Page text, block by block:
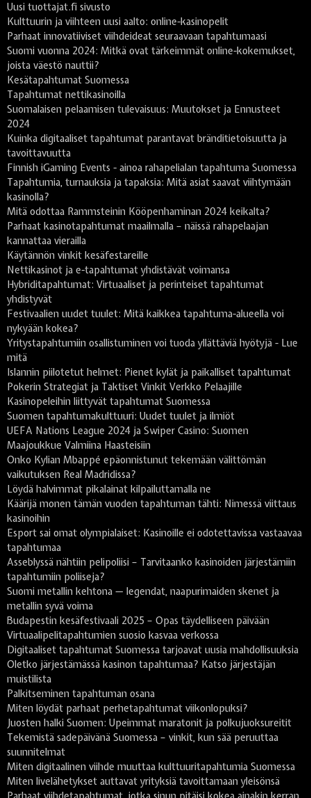
Uusi tuottajat.fi sivusto
Kulttuurin ja viihteen uusi aalto: online-kasinopelit
Parhaat innovatiiviset viihdeideat seuraavaan tapahtumaasi
Suomi vuonna 2024: Mitkä ovat tärkeimmät online-kokemukset,
joista väestö nauttii?
Kesätapahtumat Suomessa
Tapahtumat nettikasinoilla
Suomalaisen pelaamisen tulevaisuus: Muutokset ja Ennusteet
2024
Kuinka digitaaliset tapahtumat parantavat bränditietoisuutta ja
tavoittavuutta
Finnish iGaming Events - ainoa rahapelialan tapahtuma Suomessa
Tapahtumia, turnauksia ja tapaksia: Mitä asiat saavat viihtymään
kasinolla?
Mitä odottaa Rammsteinin Kööpenhaminan 2024 keikalta?
Parhaat kasinotapahtumat maailmalla – näissä rahapelaajan
kannattaa vierailla
Käytännön vinkit kesäfestareille
Nettikasinot ja e-tapahtumat yhdistävät voimansa
Hybriditapahtumat: Virtuaaliset ja perinteiset tapahtumat
yhdistyvät
Festivaalien uudet tuulet: Mitä kaikkea tapahtuma-alueella voi
nykyään kokea?
Yritystapahtumiin osallistuminen voi tuoda yllättäviä hyötyjä - Lue
mitä
Islannin piilotetut helmet: Pienet kylät ja paikalliset tapahtumat
Pokerin Strategiat ja Taktiset Vinkit Verkko Pelaajille
Kasinopeleihin liittyvät tapahtumat Suomessa
Suomen tapahtumakulttuuri: Uudet tuulet ja ilmiöt
UEFA Nations League 2024 ja Swiper Casino: Suomen
Maajoukkue Valmiina Haasteisiin
Onko Kylian Mbappé epäonnistunut tekemään välittömän
vaikutuksen Real Madridissa?
Löydä halvimmat pikalainat kilpailuttamalla ne
Käärijä monen tämän vuoden tapahtuman tähti: Nimessä viittaus
kasinoihin
Esport sai omat olympialaiset: Kasinoille ei odotettavissa vastaavaa
tapahtumaa
Asseblyssä nähtiin pelipoliisi – Tarvitaanko kasinoiden järjestämiin
tapahtumiin poliiseja?
Suomi metallin kehtona — legendat, naapurimaiden skenet ja
metallin syvä voima
Budapestin kesäfestivaali 2025 – Opas täydelliseen päivään
Virtuaalipelitapahtumien suosio kasvaa verkossa
Digitaaliset tapahtumat Suomessa tarjoavat uusia mahdollisuuksia
Oletko järjestämässä kasinon tapahtumaa? Katso järjestäjän
muistilista
Palkitseminen tapahtuman osana
Miten löydät parhaat perhetapahtumat viikonlopuksi?
Juosten halki Suomen: Upeimmat maratonit ja polkujuoksureitit
Tekemistä sadepäivänä Suomessa – vinkit, kun sää peruuttaa
suunnitelmat
Miten digitaalinen viihde muuttaa kulttuuritapahtumia Suomessa
Miten livelähetykset auttavat yrityksiä tavoittamaan yleisönsä